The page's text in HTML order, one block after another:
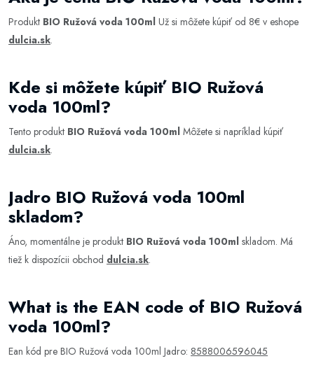
Produkt BIO Ružová voda 100ml Už si môžete kúpiť od 8€ v eshope
dulcia.sk.
Kde si môžete kúpiť BIO Ružová
voda 100ml?
Tento produkt BIO Ružová voda 100ml Môžete si napríklad kúpiť
dulcia.sk.
Jadro BIO Ružová voda 100ml
skladom?
Áno, momentálne je produkt BIO Ružová voda 100ml skladom. Má
tiež k dispozícii obchod dulcia.sk.
What is the EAN code of BIO Ružová
voda 100ml?
Ean kód pre BIO Ružová voda 100ml Jadro: 8588006596045